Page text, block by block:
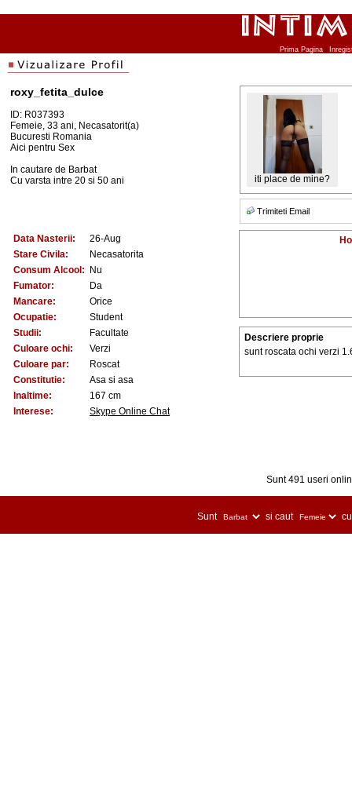
Prima Pagina
roxy_fetita_dulce
ID: R037393
Femeie, 33 ani, Necasatorit(a)
Bucuresti Romania
Aici pentru Sex
In cautare de Barbat
Cu varsta intre 20 si 50 ani
iti place de mine?
Trimiteti Email
Data Nasterii:
26-Aug
Stare Civila:
Necasatorita
Consum Alcool:
Nu
Fumator:
Da
Mancare:
Orice
Ocupatie:
Student
Studii:
Facultate
Culoare ochi:
Verzi
Culoare par:
Roscat
Constitutie:
Asa si asa
Inaltime:
167 cm
Interese:
Skype Online Chat
Descriere proprie
sunt roscata ochi verzi
Sunt 491 useri
Sunt si caut